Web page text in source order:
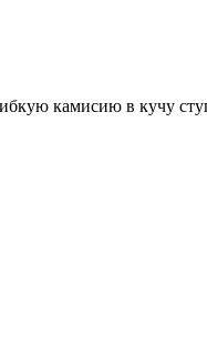
камисию в кучу